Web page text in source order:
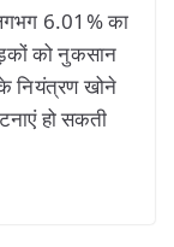
6.01% का
को नुकसान
नियंत्रण खोने
हो सकती